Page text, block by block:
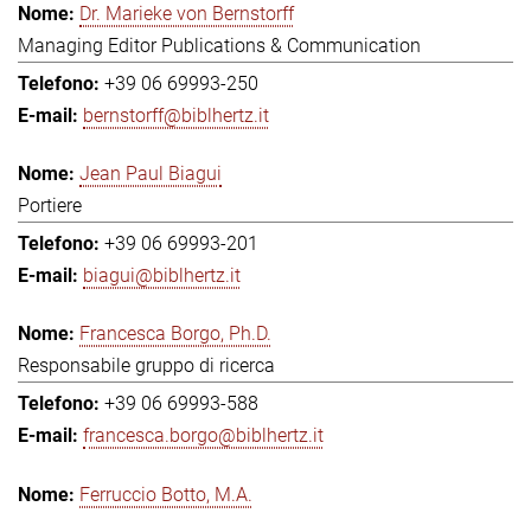
Dr. Marieke von Bernstorff
Managing Editor Publications & Communication
+39 06 69993-250
bernstorff@biblhertz.it
Jean Paul Biagui
Portiere
+39 06 69993-201
biagui@biblhertz.it
Francesca Borgo, Ph.D.
Responsabile gruppo di ricerca
+39 06 69993-588
francesca.borgo@biblhertz.it
Ferruccio Botto, M.A.